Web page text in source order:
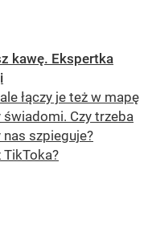
kawę. Ekspertka
łączy je też w mapę
Czy trzeba
szpieguje?